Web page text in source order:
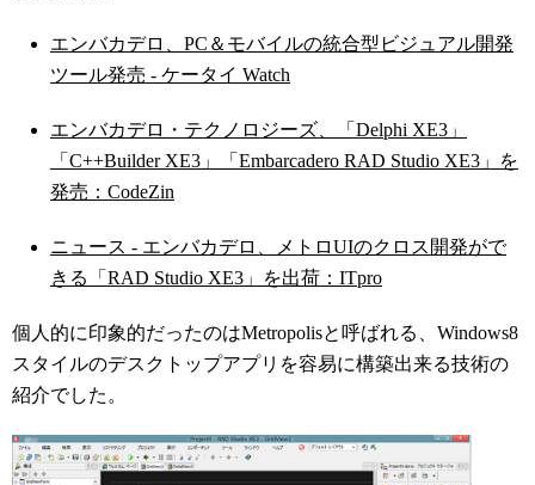
エンバカデロ、PC＆モバイルの統合型ビジュアル開発
ツール発売 - ケータイ Watch
エンバカデロ・テクノロジーズ、「Delphi XE3」
「C++Builder XE3」「Embarcadero RAD Studio XE3」を
発売：CodeZin
ニュース - エンバカデロ、メトロUIのクロス開発がで
きる「RAD Studio XE3」を出荷：ITpro
個人的に印象的だったのはMetropolisと呼ばれる、Windows8
スタイルのデスクトップアプリを容易に構築出来る技術の
紹介でした。